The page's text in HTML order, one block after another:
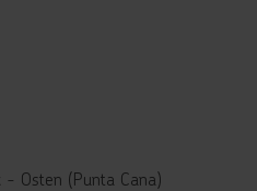
- Osten (Punta Cana)